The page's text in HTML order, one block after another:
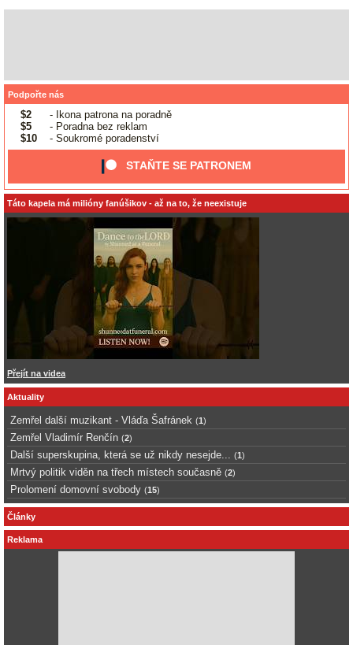
Podpořte nás
$2
- Ikona patrona na poradně
$5
- Poradna bez reklam
$10
- Soukromé poradenství
STAŇTE SE PATRONEM
Táto kapela má milióny fanúšikov - až na to, že neexistuje
Přejít na videa
Aktuality
Zemřel další muzikant - Vláďa Šafránek (1)
Zemřel Vladimír Renčín (2)
Další superskupina, která se už nikdy nesejde... (1)
Mrtvý politik viděn na třech místech současně (2)
Prolomení domovní svobody (15)
Články
Reklama